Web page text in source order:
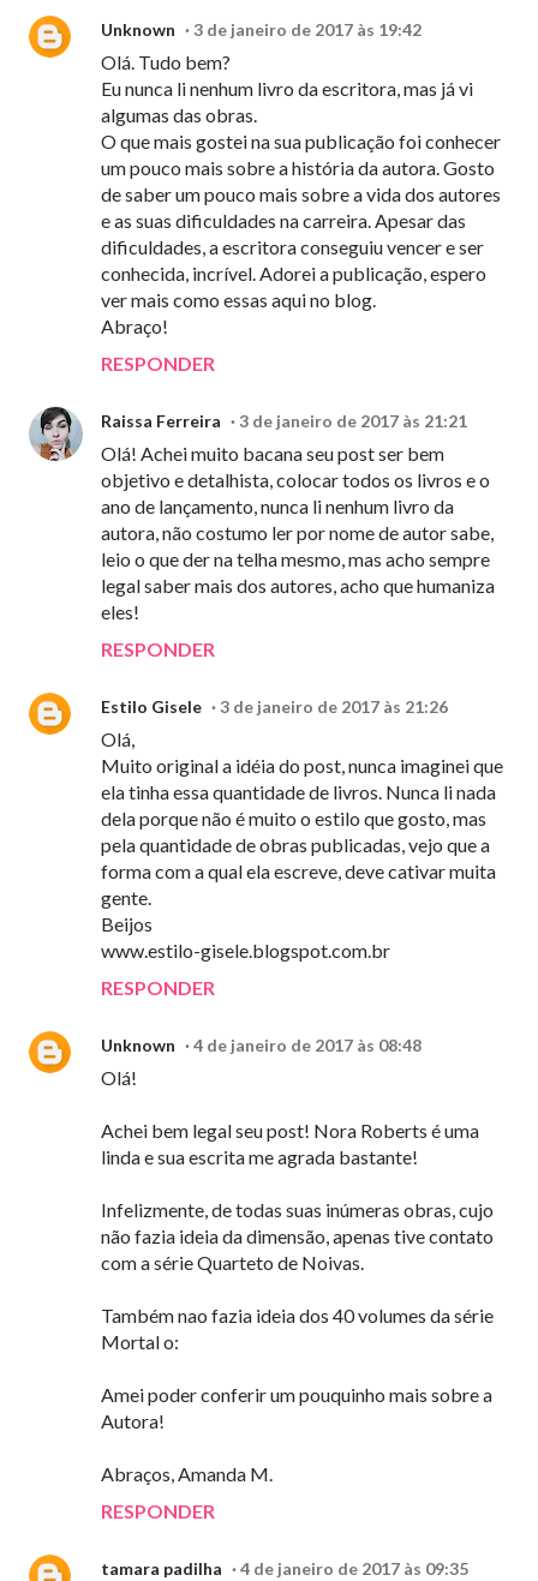
Unknown 3 de janeiro de 2017 às 19:42
Olá. Tudo bem?
Eu nunca li nenhum livro da escritora, mas já vi
algumas das obras.
O que mais gostei na sua publicação foi conhecer
um pouco mais sobre a história da autora. Gosto
de saber um pouco mais sobre a vida dos autores
e as suas dificuldades na carreira. Apesar das
dificuldades, a escritora conseguiu vencer e ser
conhecida, incrível. Adorei a publicação, espero
ver mais como essas aqui no blog.
Abraço!
RESPONDER
Raissa Ferreira 3 de janeiro de 2017 às 21:21
Olá! Achei muito bacana seu post ser bem
objetivo e detalhista, colocar todos os livros e o
ano de lançamento, nunca li nenhum livro da
autora, não costumo ler por nome de autor sabe,
leio o que der na telha mesmo, mas acho sempre
legal saber mais dos autores, acho que humaniza
eles!
RESPONDER
Estilo Gisele 3 de janeiro de 2017 às 21:26
Olá,
Muito original a idéia do post, nunca imaginei que
ela tinha essa quantidade de livros. Nunca li nada
dela porque não é muito o estilo que gosto, mas
pela quantidade de obras publicadas, vejo que a
forma com a qual ela escreve, deve cativar muita
gente.
Beijos
www.estilo-gisele.blogspot.com.br
RESPONDER
Unknown 4 de janeiro de 2017 às 08:48
Olá!
Achei bem legal seu post! Nora Roberts é uma
linda e sua escrita me agrada bastante!
Infelizmente, de todas suas inúmeras obras, cujo
não fazia ideia da dimensão, apenas tive contato
com a série Quarteto de Noivas.
Também nao fazia ideia dos 40 volumes da série
Mortal o:
Amei poder conferir um pouquinho mais sobre a
Autora!
Abraços, Amanda M.
RESPONDER
tamara padilha 4 de janeiro de 2017 às 09:35